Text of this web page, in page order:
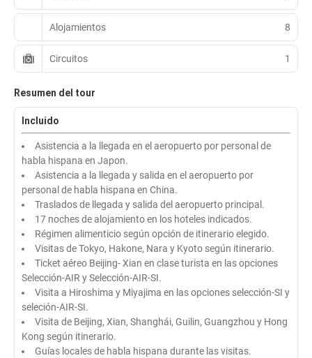
Alojamientos 8
Circuitos 1
Resumen del tour
Incluido
Asistencia a la llegada en el aeropuerto por personal de
habla hispana en Japon.
Asistencia a la llegada y salida en el aeropuerto por
personal de habla hispana en China.
Traslados de llegada y salida del aeropuerto principal.
17 noches de alojamiento en los hoteles indicados.
Régimen alimenticio según opción de itinerario elegido.
Visitas de Tokyo, Hakone, Nara y Kyoto según itinerario.
Ticket aéreo Beijing- Xian en clase turista en las opciones
Selección-AIR y Selección-AIR-SI.
Visita a Hiroshima y Miyajima en las opciones selección-SI y
seleción-AIR-SI.
Visita de Beijing, Xian, Shanghái, Guilin, Guangzhou y Hong
Kong según itinerario.
Guías locales de habla hispana durante las visitas.